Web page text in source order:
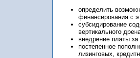
определить
финансирования с
субсидирование
вертикального
внедрение платы
постепенное
лизинговых,